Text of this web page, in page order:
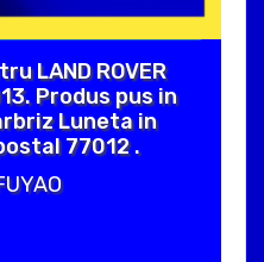
LAND ROVER
Produs pus in
Luneta in
77012 .